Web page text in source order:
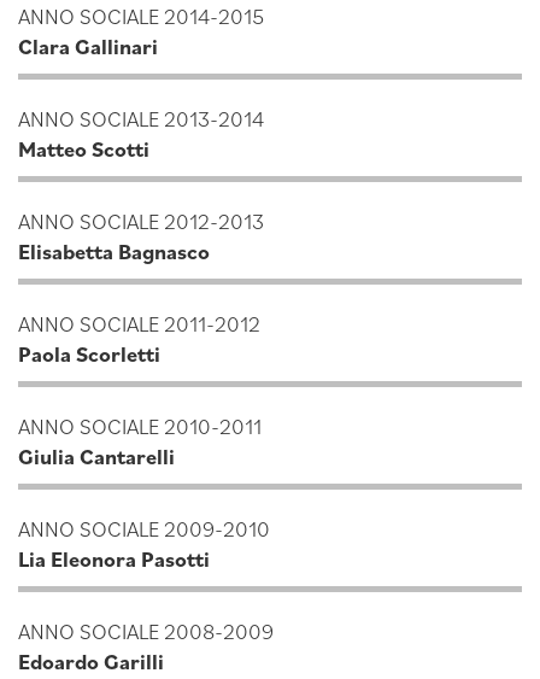
ANNO SOCIALE 2014-2015
Clara Gallinari
ANNO SOCIALE 2013-2014
Matteo Scotti
ANNO SOCIALE 2012-2013
Elisabetta Bagnasco
ANNO SOCIALE 2011-2012
Paola Scorletti
ANNO SOCIALE 2010-2011
Giulia Cantarelli
ANNO SOCIALE 2009-2010
Lia Eleonora Pasotti
ANNO SOCIALE 2008-2009
Edoardo Garilli